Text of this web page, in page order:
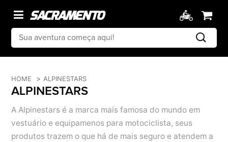
HOME ALPINESTARS
ALPINESTARS
A Alpinestars é a marca mais famosa do mundo em
vestuário e equipamenos para motociclista, seus
produtos trazem o que há de mais seguro e atendem a